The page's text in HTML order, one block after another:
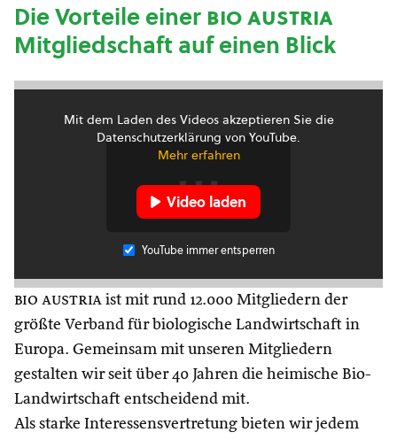
Die Vorteile einerbio austria
Mitgliedschaft auf einen Blick
Mit dem Laden des Videos akzeptieren Sie die
Datenschutzerklärung von YouTube.
Mehr erfahren
Video laden
YouTube immer entsperren
bio austria ist mit rund 12.000 Mitgliedern der
größte Verband für biologische Landwirtschaft in
Europa. Gemeinsam mit unseren Mitgliedern
gestalten wir seit über 40 Jahren die heimische Bio-
Landwirtschaft entscheidend mit.
Als starke Interessensvertretung bieten wir jedem